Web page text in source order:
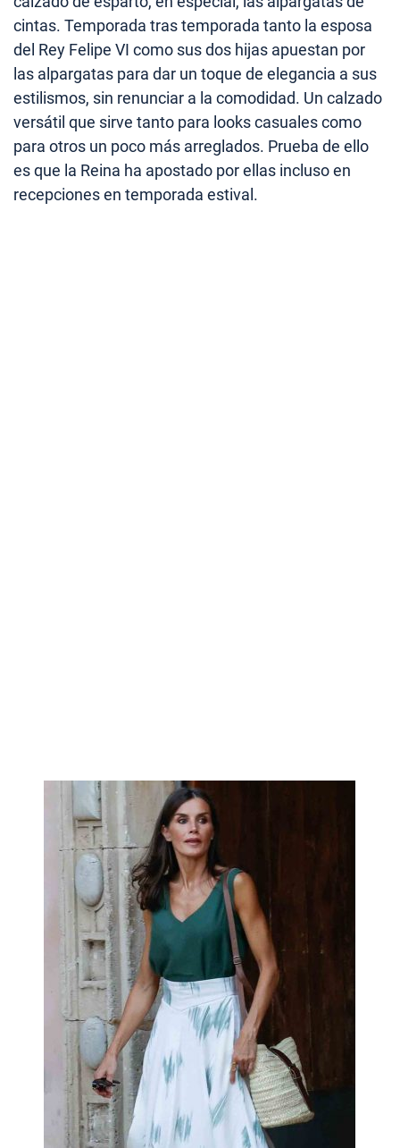
cintas. Temporada tras temporada tanto la esposa
del Rey Felipe VI como sus dos hijas apuestan por
las alpargatas para dar un toque de elegancia a sus
estilismos, sin renunciar a la comodidad. Un calzado
versátil que sirve tanto para looks casuales como
para otros un poco más arreglados. Prueba de ello
es que la Reina ha apostado por ellas incluso en
recepciones en temporada estival.